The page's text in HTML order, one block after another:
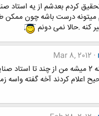
کردم بعدشم از یه استاد
به نظز منم میتونه درست باشه چون
کنه .حالا نمی دونم
Mar 8, 2012
سلام مرسی ، مطمنید گزینه 2 میشه من از چند تا
گزینه صحیح اعلام کردند آخه گفته